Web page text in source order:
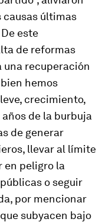
causas últimas
este
de reformas
una recuperación
hemos
crecimiento,
de la burbuja
de generar
llevar al límite
en peligro la
o seguir
por mencionar
subyacen bajo